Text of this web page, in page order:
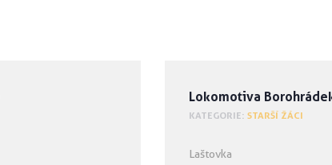
Lokomotiva
KATEGORIE: STARŠÍ ŽÁCI
Laštovka